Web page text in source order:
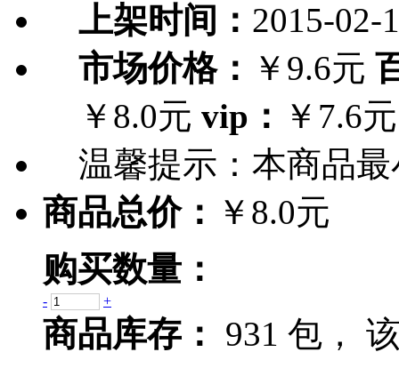
上架时间： 2015-02-
市场价格： ￥9.6元
￥8.0元 vip： ￥7.6元
温馨提示： 本商品
商品总价： ￥8.0元
购买数量：
- +
商品库存： 931 包，